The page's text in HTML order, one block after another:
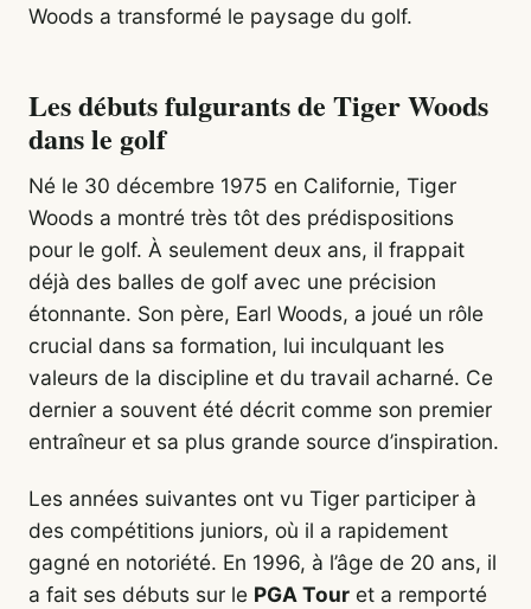
Woods a transformé le paysage du golf.
Les débuts fulgurants de Tiger Woods
dans le golf
Né le 30 décembre 1975 en Californie, Tiger
Woods a montré très tôt des prédispositions
pour le golf. À seulement deux ans, il frappait
déjà des balles de golf avec une précision
étonnante. Son père, Earl Woods, a joué un rôle
crucial dans sa formation, lui inculquant les
valeurs de la discipline et du travail acharné. Ce
dernier a souvent été décrit comme son premier
entraîneur et sa plus grande source d’inspiration.
Les années suivantes ont vu Tiger participer à
des compétitions juniors, où il a rapidement
gagné en notoriété. En 1996, à l’âge de 20 ans, il
a fait ses débuts sur le PGA Tour et a remporté